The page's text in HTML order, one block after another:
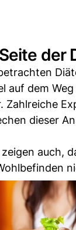
der
auf dem Weg
Zahlreiche
dieser
auch,